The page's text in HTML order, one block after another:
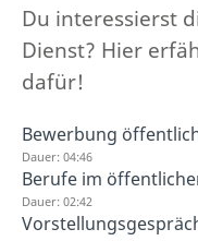
Du interessierst
Dienst? Hier
dafür!
Bewerbung
Dauer: 04:46
Berufe im
Dauer: 02:42